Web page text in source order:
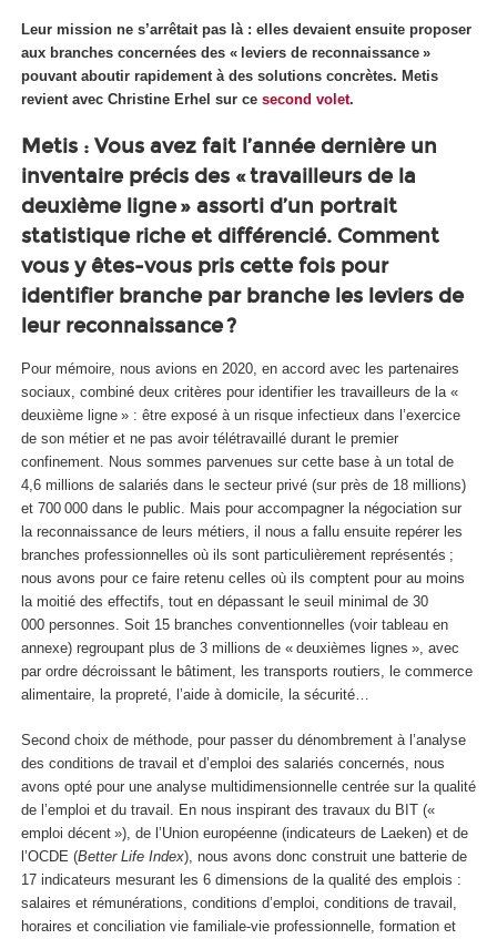
Leur mission ne s’arrêtait pas là : elles devaient ensuite proposer
aux branches concernées des « leviers de reconnaissance »
pouvant aboutir rapidement à des solutions concrètes. Metis
revient avec Christine Erhel sur ce second volet.
Metis : Vous avez fait l’année dernière un
inventaire précis des « travailleurs de la
deuxième ligne » assorti d’un portrait
statistique riche et différencié. Comment
vous y êtes-vous pris cette fois pour
identifier branche par branche les leviers de
leur reconnaissance ?
Pour mémoire, nous avions en 2020, en accord avec les partenaires
sociaux, combiné deux critères pour identifier les travailleurs de la «
deuxième ligne » : être exposé à un risque infectieux dans l’exercice
de son métier et ne pas avoir télétravaillé durant le premier
confinement. Nous sommes parvenues sur cette base à un total de
4,6 millions de salariés dans le secteur privé (sur près de 18 millions)
et 700 000 dans le public. Mais pour accompagner la négociation sur
la reconnaissance de leurs métiers, il nous a fallu ensuite repérer les
branches professionnelles où ils sont particulièrement représentés ;
nous avons pour ce faire retenu celles où ils comptent pour au moins
la moitié des effectifs, tout en dépassant le seuil minimal de 30
000 personnes. Soit 15 branches conventionnelles (voir tableau en
annexe) regroupant plus de 3 millions de « deuxièmes lignes », avec
par ordre décroissant le bâtiment, les transports routiers, le commerce
alimentaire, la propreté, l’aide à domicile, la sécurité…
Second choix de méthode, pour passer du dénombrement à l’analyse
des conditions de travail et d’emploi des salariés concernés, nous
avons opté pour une analyse multidimensionnelle centrée sur la qualité
de l’emploi et du travail. En nous inspirant des travaux du BIT («
emploi décent »), de l’Union européenne (indicateurs de Laeken) et de
l’OCDE (Better Life Index), nous avons donc construit une batterie de
17 indicateurs mesurant les 6 dimensions de la qualité des emplois :
salaires et rémunérations, conditions d’emploi, conditions de travail,
horaires et conciliation vie familiale-vie professionnelle, formation et